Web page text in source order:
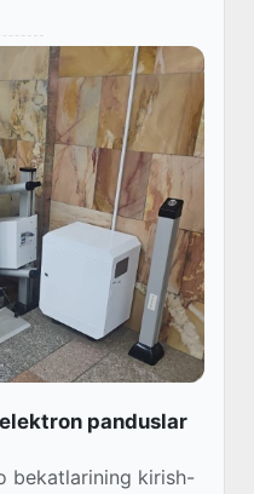
panduslar
bekatlarining kirish-